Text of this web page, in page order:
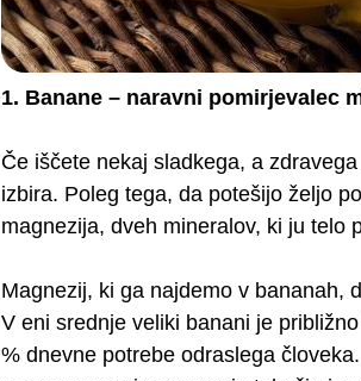
1. Banane – naravni pomirjevalec
Če iščete nekaj sladkega, a
izbira. Poleg tega, da potešijo željo
magnezija, dveh mineralov, ki ju telo
Magnezij, ki ga najdemo v bananah,
V eni srednje veliki banani je
% dnevne potrebe odraslega